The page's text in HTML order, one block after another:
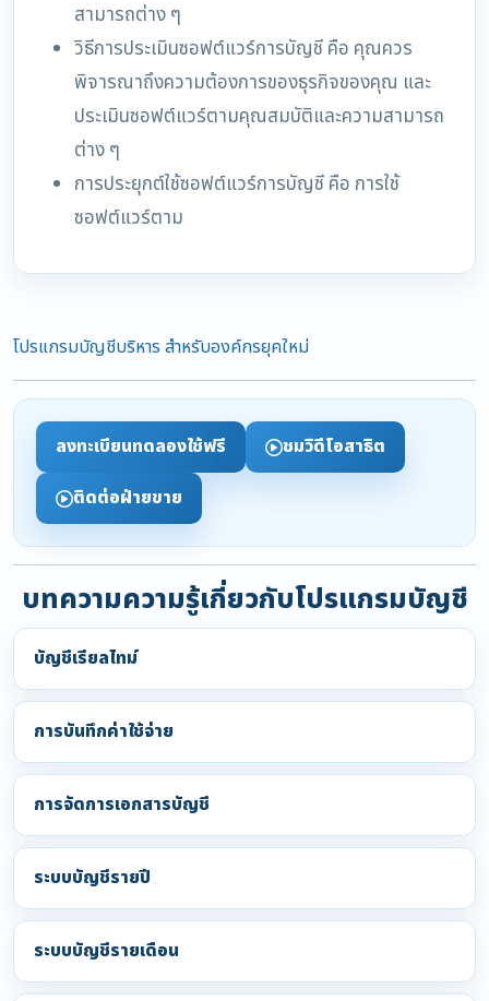
สามารถต่าง ๆ
วิธีการประเมินซอฟต์แวร์การบัญชี คือ คุณควร
พิจารณาถึงความต้องการของธุรกิจของคุณ และ
ประเมินซอฟต์แวร์ตามคุณสมบัติและความสามารถ
ต่าง ๆ
การประยุกต์ใช้ซอฟต์แวร์การบัญชี คือ การใช้
ซอฟต์แวร์ตาม
โปรแกรมบัญชีบริหาร สำหรับองค์กรยุคใหม่
ลงทะเบียนทดลองใช้ฟรี
ชมวิดีโอสาธิต
ติดต่อฝ่ายขาย
บทความความรู้เกี่ยวกับโปรแกรมบัญชี
บัญชีเรียลไทม์
การบันทึกค่าใช้จ่าย
การจัดการเอกสารบัญชี
ระบบบัญชีรายปี
ระบบบัญชีรายเดือน